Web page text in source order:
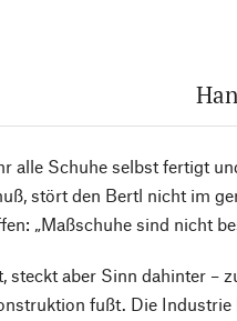
alle Schuhe selbst fertigt
stört den Bertl nicht im
„Maßschuhe sind nicht
steckt aber Sinn dahinter –
fußt. Die Industrie